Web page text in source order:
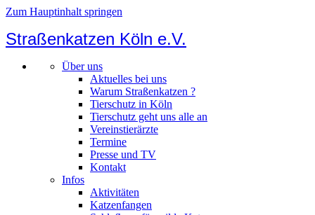
Zum Hauptinhalt springen
Straßenkatzen Köln e.V.
Über uns
Aktuelles bei uns
Warum Straßenkatzen ?
Tierschutz in Köln
Tierschutz geht uns alle an
Vereinstierärzte
Termine
Presse und TV
Kontakt
Infos
Aktivitäten
Katzenfangen